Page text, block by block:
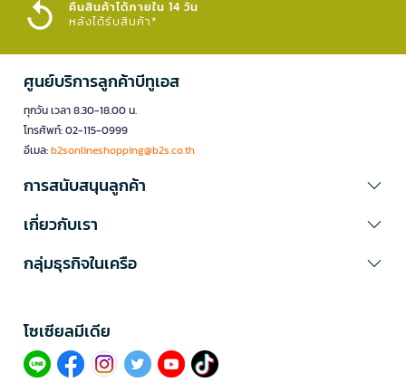
คืนสินค้าได้ภายใน 14 วัน
หลังได้รับสินค้า*
ศูนย์บริการลูกค้าบีทูเอส
ทุกวัน เวลา 8.30-18.00 น.
โทรศัพท์: 02-115-0999
อีเมล:b2sonlineshopping@b2s.co.th
การสนับสนุนลูกค้า
เกี่ยวกับเรา
กลุ่มธุรกิจในเครือ
โซเซียลมีเดีย​